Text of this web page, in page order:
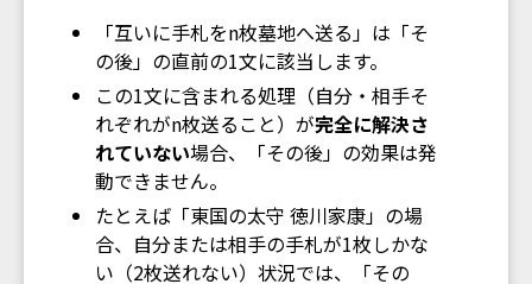
「互いに手札をn枚墓地へ送る」は「そ
の後」の直前の1文に該当します。
この1文に含まれる処理（自分・相手そ
れぞれがn枚送ること）が完全に解決さ
れていない場合、「その後」の効果は発
動できません。
たとえば「東国の太守 徳川家康」の場
合、自分または相手の手札が1枚しかな
い（2枚送れない）状況では、「その